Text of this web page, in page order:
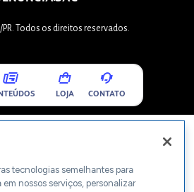
Todos os direitos reservados.
LOJA CONTATO
tecnologias semelhantes para
nossos serviços, personalizar